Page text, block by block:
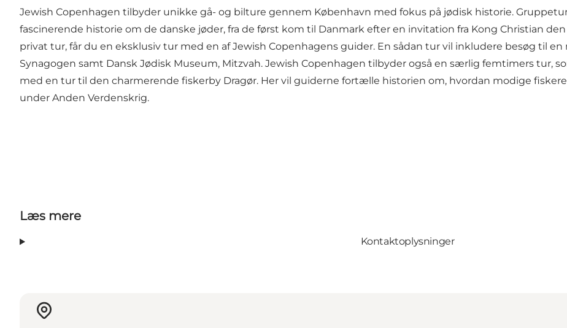
Jewish Copenhagen tilbyder unikke gå- og bilture gennem København med fokus på jødisk historie.
fascinerende historie om de danske jøder, fra de først kom til Danmark efter en invitation fra Kong Christian
privat tur, får du en eksklusiv tur med en af Jewish Copenhagens guider. En sådan tur vil inkludere besøg til
Synagogen samt Dansk Jødisk Museum, Mitzvah. Jewish Copenhagen tilbyder også en særlig femtimers tur,
med en tur til den charmerende fiskerby Dragør. Her vil guiderne fortælle historien om, hvordan modige
under Anden Verdenskrig.
Læs mere
Kontaktoplysninger